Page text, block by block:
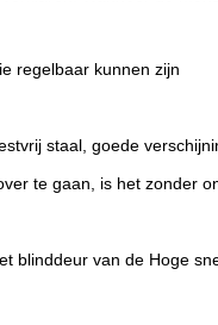
regelbaar kunnen zijn
staal, goede
te gaan, is het zonder
blinddeur van de Hoge